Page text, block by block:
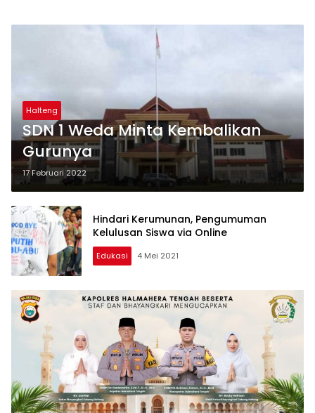
Halteng
SDN 1 Weda Minta Kembalikan
Gurunya
17 Februari 2022
Hindari Kerumunan, Pengumuman
Kelulusan Siswa via Online
Edukasi 4 Mei 2021